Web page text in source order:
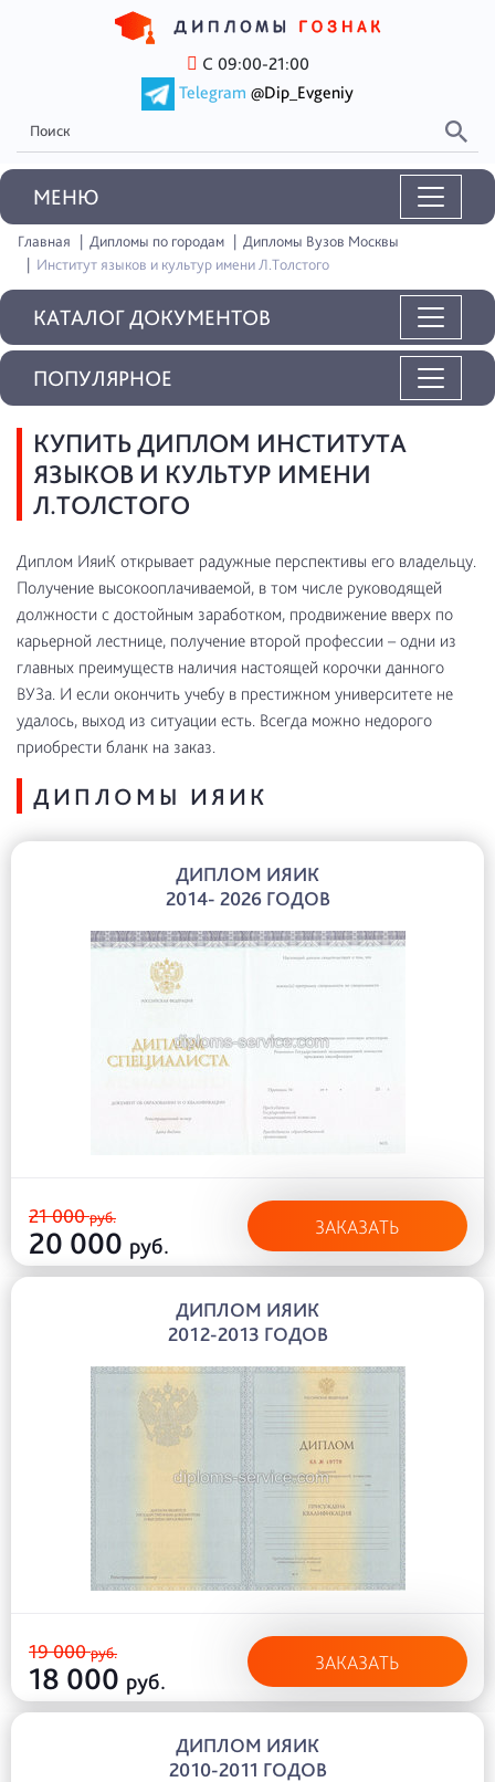
С 09:00-21:00
Telegram @Dip_Evgeniy
MEНЮ
Главная Дипломы по городам
Дипломы Вузов Москвы
Институт языков и культур имени Л.Толстого
КАТАЛОГ ДОКУМЕНТОВ
КУПИТЬ ДИПЛОМ ИНСТИТУТА
ЯЗЫКОВ И КУЛЬТУР ИМЕНИ
Л.ТОЛСТОГО
Диплом ИяиК открывает радужные перспективы его владельцу.
Получение высокооплачиваемой, в том числе руководящей
должности с достойным заработком, продвижение вверх по
карьерной лестнице, получение второй профессии – одни из
главных преимуществ наличия настоящей корочки данного
ВУЗа. И если окончить учебу в престижном университете не
удалось, выход из ситуации есть. Всегда можно недорого
приобрести бланк на заказ.
ДИПЛОМЫ ИЯИК
ДИПЛОМ ИЯИК
2014- 2026 ГОДОВ
21 000руб.
20 000 руб.
ЗАКАЗАТЬ
ДИПЛОМ ИЯИК
2012-2013 ГОДОВ
19 000руб.
18 000 руб.
ЗАКАЗАТЬ
ДИПЛОМ ИЯИК
2010-2011 ГОДОВ
ПОПУЛЯРНОЕ